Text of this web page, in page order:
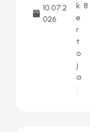
10.07.2
026
k
e
r
t
o
j
a
:
8